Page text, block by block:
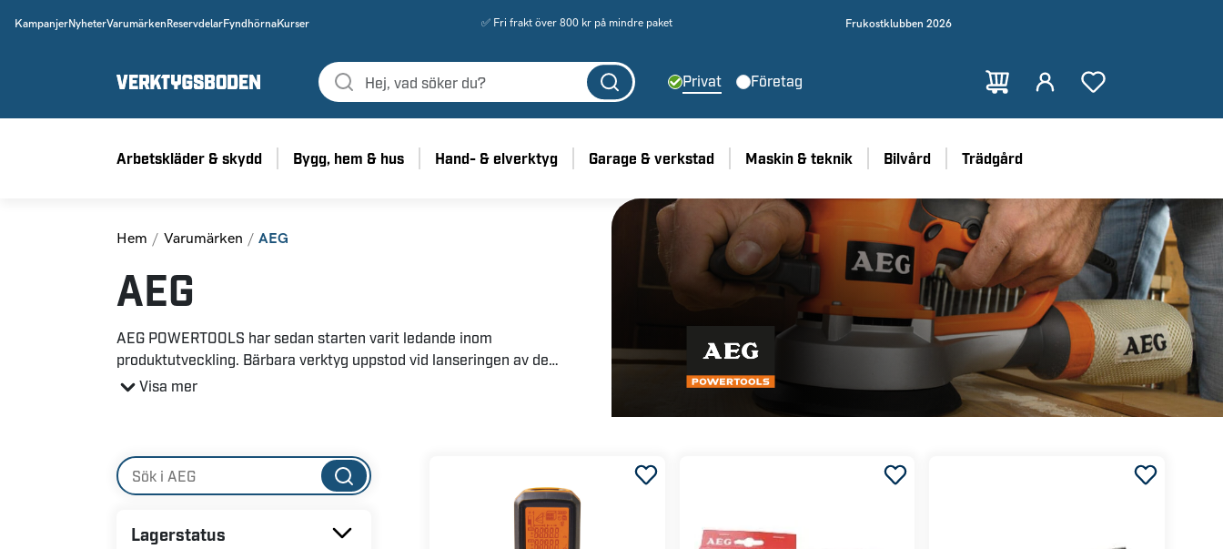
KampanjerNyheterVarumärken ReservdelarFyndhörnaKurser ✅ Fri frakt över 800 kr på mindre paket Frukostklubben 2026
Privat Företag
Arbetskläder & skydd Bygg, hem & hus Hand- & elverktyg Garage & verkstad Maskin & teknik Bilvård Trädgård
Hem Varumärken AEG
AEG
AEG POWERTOOLS har sedan starten varit ledande inom
produktutveckling. Bärbara verktyg uppstod vid lanseringen av de
första mobila borrmaskinerna 1898. Idag, över 100 år senare, erbjuder
Visa mer
Lagerstatus